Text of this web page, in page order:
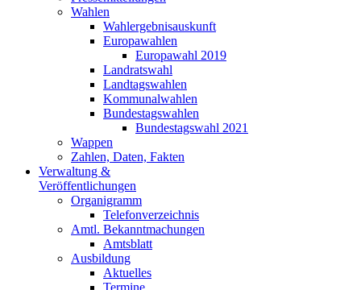
Wahlen
Wahlergebnisauskunft
Europawahlen
Europawahl 2019
Landratswahl
Landtagswahlen
Kommunalwahlen
Bundestagswahlen
Bundestagswahl 2021
Wappen
Zahlen, Daten, Fakten
Verwaltung &
Veröffentlichungen
Organigramm
Telefonverzeichnis
Amtl. Bekanntmachungen
Amtsblatt
Ausbildung
Aktuelles
Termine